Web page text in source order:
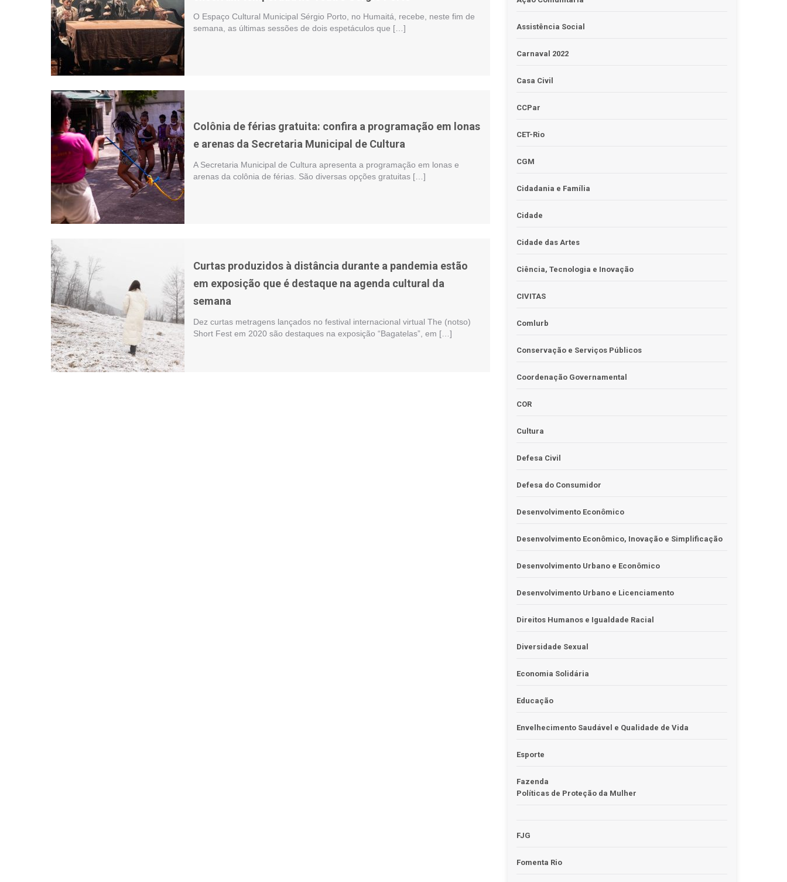
O Espaço Cultural Municipal Sérgio Porto, no Humaitá, recebe, neste fim de
semana, as últimas sessões de dois espetáculos que […]
Colônia de férias gratuita: confira a programação em lonas
e arenas da Secretaria Municipal de Cultura
A Secretaria Municipal de Cultura apresenta a programação em lonas e
arenas da colônia de férias. São diversas opções gratuitas […]
Curtas produzidos à distância durante a pandemia estão
em exposição que é destaque na agenda cultural da
semana
Dez curtas metragens lançados no festival internacional virtual The (notso)
Short Fest em 2020 são destaques na exposição “Bagatelas”, em […]
Assistência Social
Carnaval 2022
Casa Civil
CCPar
CET-Rio
CGM
Cidadania e Família
Cidade
Cidade das Artes
Ciência, Tecnologia e Inovação
CIVITAS
Comlurb
Conservação e Serviços Públicos
Coordenação Governamental
COR
Cultura
Defesa Civil
Defesa do Consumidor
Desenvolvimento Econômico
Desenvolvimento Econômico, Inovação e Simplificação
Desenvolvimento Urbano e Econômico
Desenvolvimento Urbano e Licenciamento
Direitos Humanos e Igualdade Racial
Diversidade Sexual
Economia Solidária
Educação
Envelhecimento Saudável e Qualidade de Vida
Esporte
Fazenda
Políticas de Proteção da Mulher
FJG
Fomenta Rio